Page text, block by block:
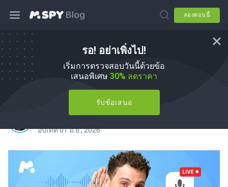
ลองตอนนี้
รอ! อย่าเพิ่งไป!
เริ่มการตรวจสอบวันนี้ด้วยข้อ
เสนอพิเศษ 30% ลดราคา
รับข้อเสนอ
อัปเดตใหญ่ mSpy: กล้องถ่ายทอดสด,
ไมโครโฟนซ่อน, และคุณสมบัติใหญ่ ๆ
Agnes W Linn ในmSpy Updates
อัปเดต 01 มิ.ย., 2026